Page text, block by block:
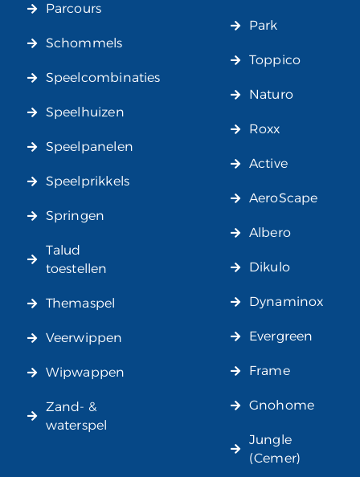
Parcours
Schommels
Speelcombinaties
Speelhuizen
Speelpanelen
Speelprikkels
Springen
Talud
toestellen
Themaspel
Veerwippen
Wipwappen
Zand- &
waterspel
Park
Toppico
Naturo
Roxx
Active
AeroScape
Albero
Dikulo
Dynaminox
Evergreen
Frame
Gnohome
Jungle
(Cemer)